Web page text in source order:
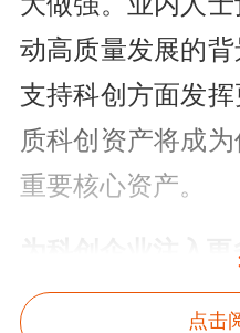
动高质量发展的
支持科创方面发
质科创资产将成
重要核心资产。
为科创企业注入更
保险资金的特质点击